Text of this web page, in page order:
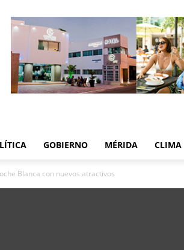
GOBIERNO MÉRIDA CLIMA
Blanca con nuevos atractivos